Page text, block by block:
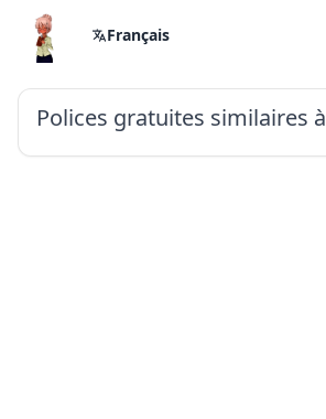
Français
Polices gratuites similaires à